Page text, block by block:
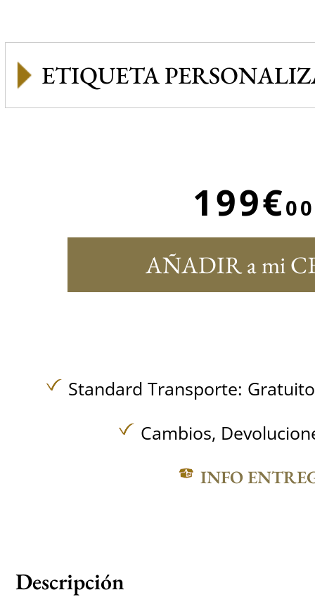
ETIQUETA
199€00
AÑADIR a mi
Standard Transporte:
Cambios,
INFO
Descripción